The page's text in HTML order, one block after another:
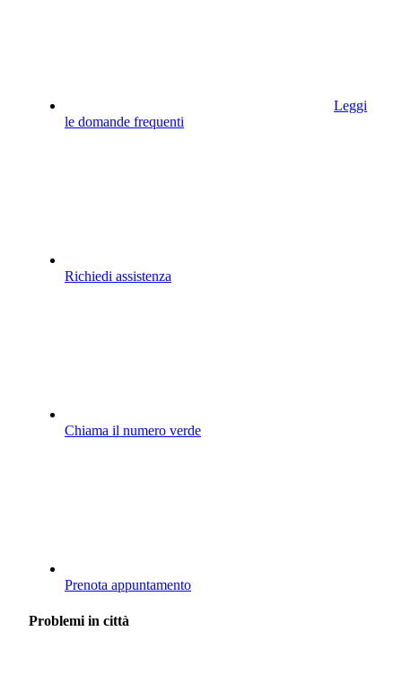
Leggi
le domande frequenti
Richiedi assistenza
Chiama il numero verde
Prenota appuntamento
Problemi in città